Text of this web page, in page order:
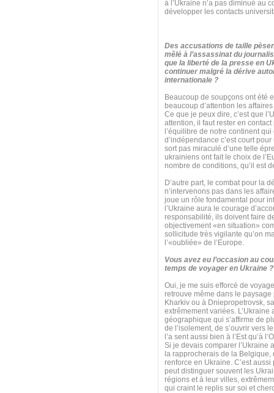
à l’Ukraine n’a pas diminué au
développer les contacts
Des accusations de taille
mêlé à l’assassinat du
que la liberté de la presse en
continuer malgré la dérive
internationale ?
Beaucoup de soupçons ont été
beaucoup d’attention les
Ce que je peux dire, c’est que
attention, il faut rester en
l’équilibre de notre continent
d’indépendance c’est court
sort pas miraculé d’une telle
ukrainiens ont fait le choix de
nombre de conditions, qu’il est
D’autre part, le combat pour la
n’intervenons pas dans les
joue un rôle fondamental pour
l’Ukraine aura le courage
responsabilité, ils doivent faire
objectivement «en situation»
sollicitude très vigilante qu’on
l’«oubliée» de l’Europe.
Vous avez eu l’occasion au
temps de voyager en Ukraine
Oui, je me suis efforcé de
retrouve même dans le paysage
Kharkiv ou à Dniepropetrovsk,
extrêmement variées.
géographique qui s’affirme de
de l’isolement, de s’ouvrir vers
l’a sent aussi bien à l’Est qu’à
Si je devais comparer l’Ukraine
la rapprocherais de la Belgique,
renforce en Ukraine. C’est
peut distinguer souvent les
régions et à leur villes,
qui craint le replis sur soi et